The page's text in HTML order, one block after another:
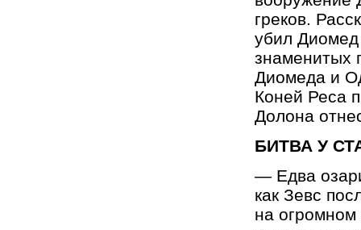
греков.
убил Диомед
знаменитых
Диомеда и
Коней Реса
Долона
БИТВА У
— Едва
как Зевс
на огромном